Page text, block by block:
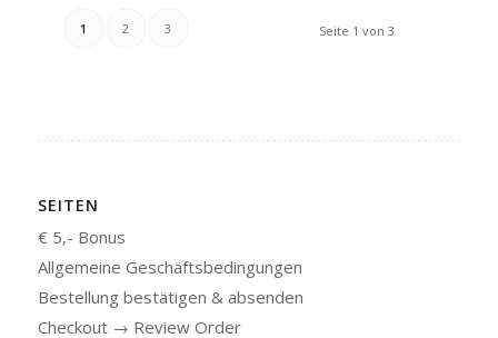
Seite 1 von 3
1 2 3
SEITEN
€ 5,- Bonus
Allgemeine Geschäftsbedingungen
Bestellung bestätigen & absenden
Checkout → Review Order